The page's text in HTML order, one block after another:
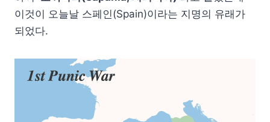
이것이 오늘날 스페인(Spain)이라는 지명의 유래가
되었다.